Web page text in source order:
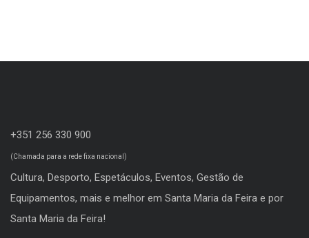
+351 256 330 900
(Chamada para a rede fixa nacional)
Cultura, Desporto, Espetáculos, Eventos, Gestão de
Equipamentos, mais e melhor em Santa Maria da Feira e por
Santa Maria da Feira!